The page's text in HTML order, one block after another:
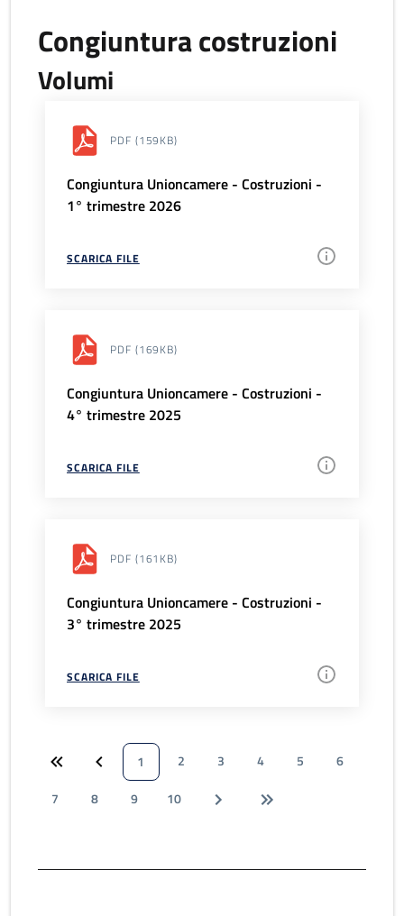
Congiuntura costruzioni
Volumi
PDF (159KB)
Congiuntura Unioncamere - Costruzioni -
1° trimestre 2026
SCARICA FILE
PDF (169KB)
Congiuntura Unioncamere - Costruzioni -
4° trimestre 2025
SCARICA FILE
PDF (161KB)
Congiuntura Unioncamere - Costruzioni -
3° trimestre 2025
SCARICA FILE
1 2 3 4 5
6
7
8 9 10